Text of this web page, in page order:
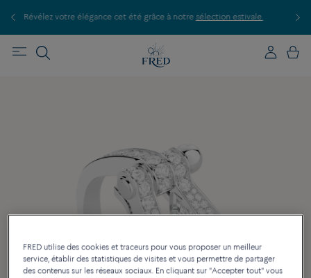
Découvrez nos créations en boutique, prenez rendez-vous.
FRED utilise des cookies et traceurs pour vous proposer un meilleur
service, établir des statistiques de visites et vous permettre de partager
des contenus sur les réseaux sociaux. En cliquant sur "Accepter tout" vous